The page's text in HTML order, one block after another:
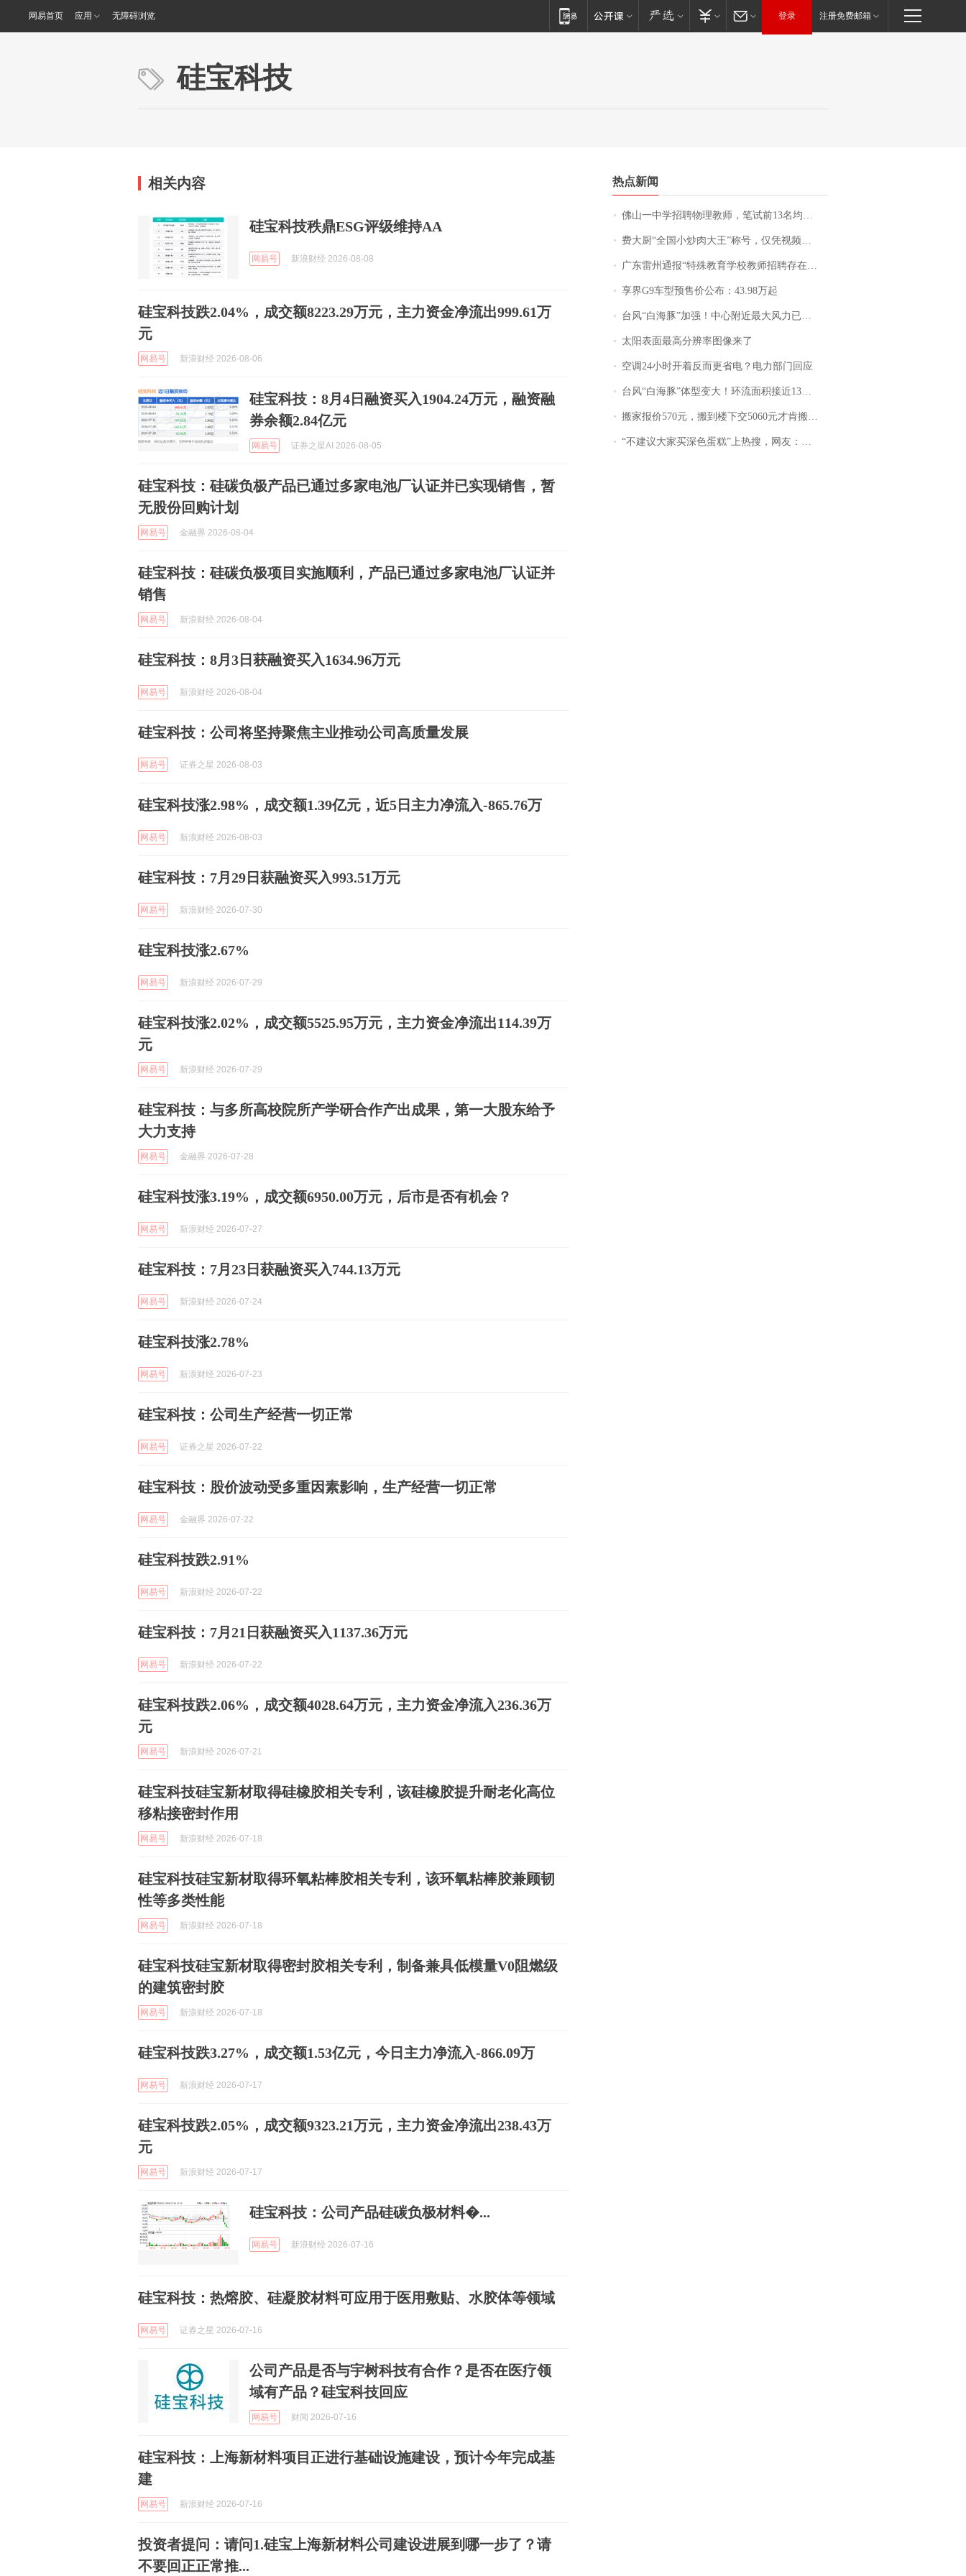
网易首页 应用 无障碍浏览 登录 注册免费邮箱
硅宝科技
相关内容
硅宝科技秩鼎ESG评级维持AA
网易号 新浪财经 2026-08-08
硅宝科技跌2.04%，成交额8223.29万元，主力资金净流出999.61万
元
网易号 新浪财经 2026-08-06
硅宝科技：8月4日融资买入1904.24万元，融资融
券余额2.84亿元
网易号 证券之星AI 2026-08-05
硅宝科技：硅碳负极产品已通过多家电池厂认证并已实现销售，暂
无股份回购计划
网易号 金融界 2026-08-04
硅宝科技：硅碳负极项目实施顺利，产品已通过多家电池厂认证并
销售
网易号 新浪财经 2026-08-04
硅宝科技：8月3日获融资买入1634.96万元
网易号 新浪财经 2026-08-04
硅宝科技：公司将坚持聚焦主业推动公司高质量发展
网易号 证券之星 2026-08-03
硅宝科技涨2.98%，成交额1.39亿元，近5日主力净流入-865.76万
网易号 新浪财经 2026-08-03
硅宝科技：7月29日获融资买入993.51万元
网易号 新浪财经 2026-07-30
硅宝科技涨2.67%
网易号 新浪财经 2026-07-29
硅宝科技涨2.02%，成交额5525.95万元，主力资金净流出114.39万
元
网易号 新浪财经 2026-07-29
硅宝科技：与多所高校院所产学研合作产出成果，第一大股东给予
大力支持
网易号 金融界 2026-07-28
硅宝科技涨3.19%，成交额6950.00万元，后市是否有机会？
网易号 新浪财经 2026-07-27
硅宝科技：7月23日获融资买入744.13万元
网易号 新浪财经 2026-07-24
硅宝科技涨2.78%
网易号 新浪财经 2026-07-23
硅宝科技：公司生产经营一切正常
网易号 证券之星 2026-07-22
硅宝科技：股价波动受多重因素影响，生产经营一切正常
网易号 金融界 2026-07-22
硅宝科技跌2.91%
网易号 新浪财经 2026-07-22
硅宝科技：7月21日获融资买入1137.36万元
网易号 新浪财经 2026-07-22
硅宝科技跌2.06%，成交额4028.64万元，主力资金净流入236.36万
元
网易号 新浪财经 2026-07-21
硅宝科技硅宝新材取得硅橡胶相关专利，该硅橡胶提升耐老化高位
移粘接密封作用
网易号 新浪财经 2026-07-18
硅宝科技硅宝新材取得环氧粘棒胶相关专利，该环氧粘棒胶兼顾韧
性等多类性能
网易号 新浪财经 2026-07-18
硅宝科技硅宝新材取得密封胶相关专利，制备兼具低模量V0阻燃级
的建筑密封胶
网易号 新浪财经 2026-07-18
硅宝科技跌3.27%，成交额1.53亿元，今日主力净流入-866.09万
网易号 新浪财经 2026-07-17
硅宝科技跌2.05%，成交额9323.21万元，主力资金净流出238.43万
元
网易号 新浪财经 2026-07-17
硅宝科技：公司产品硅碳负极材料�...
网易号 新浪财经 2026-07-16
硅宝科技：热熔胶、硅凝胶材料可应用于医用敷贴、水胶体等领域
网易号 证券之星 2026-07-16
公司产品是否与宇树科技有合作？是否在医疗领
域有产品？硅宝科技回应
网易号 财闻 2026-07-16
硅宝科技：上海新材料项目正进行基础设施建设，预计今年完成基
建
网易号 新浪财经 2026-07-16
投资者提问：请问1.硅宝上海新材料公司建设进展到哪一步了？请
不要回正正常推...
热点新闻
佛山一中学招聘物理教师，笔试前13名均遭淘汰？教育局：已叫停招聘，成立调查组全面核查
费大厨“全国小炒肉大王”称号，仅凭视频评出？中国烹饪协会回应
广东雷州通报“特殊教育学校教师招聘存在违规行为”：已启动问责程序 副校长被停职
享界G9车型预售价公布：43.98万起
台风“白海豚”加强！中心附近最大风力已达15级 最新研判
太阳表面最高分辨率图像来了
空调24小时开着反而更省电？电力部门回应
台风“白海豚”体型变大！环流面积接近13个浙江那么大
搬家报价570元，搬到楼下交5060元才肯搬上楼！女子傻眼了……
“不建议大家买深色蛋糕”上热搜，网友：天塌了！